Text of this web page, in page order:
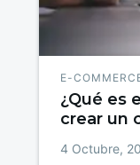
E-
¿Qué es
crear un
4 Octubre,